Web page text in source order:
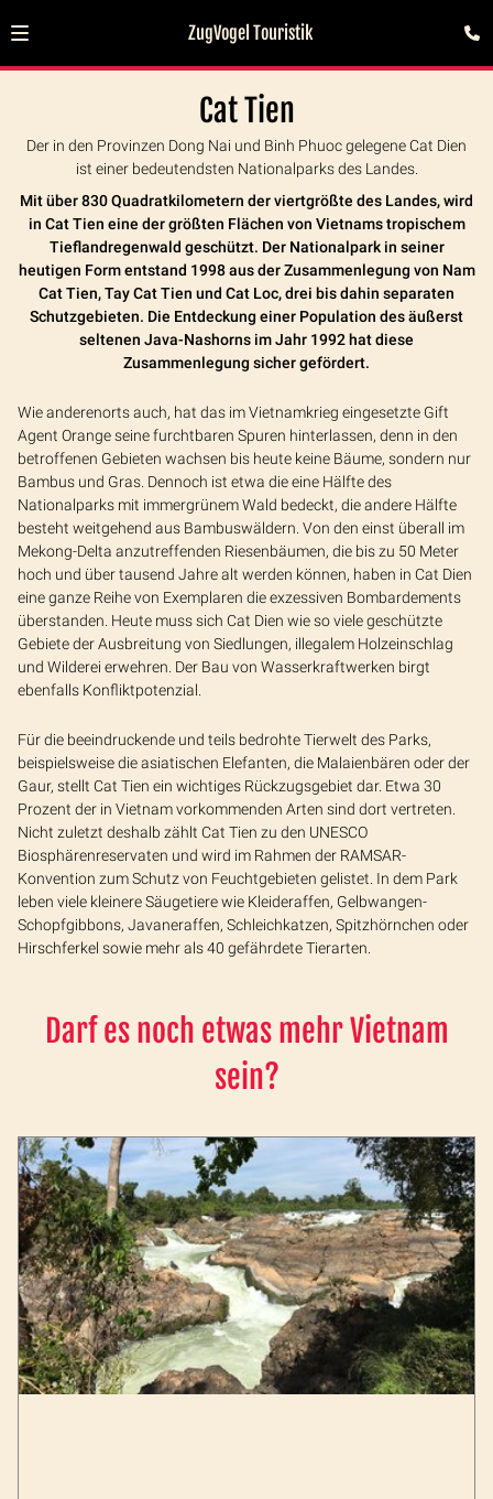
ZugVogel Touristik
Cat Tien
Der in den Provinzen Dong Nai und Binh Phuoc gelegene Cat Dien
ist einer bedeutendsten Nationalparks des Landes.
Mit über 830 Quadratkilometern der viertgrößte des Landes, wird
in Cat Tien eine der größten Flächen von Vietnams tropischem
Tieflandregenwald geschützt. Der Nationalpark in seiner
heutigen Form entstand 1998 aus der Zusammenlegung von Nam
Cat Tien, Tay Cat Tien und Cat Loc, drei bis dahin separaten
Schutzgebieten. Die Entdeckung einer Population des äußerst
seltenen Java-Nashorns im Jahr 1992 hat diese
Zusammenlegung sicher gefördert.
Wie anderenorts auch, hat das im Vietnamkrieg eingesetzte Gift
Agent Orange seine furchtbaren Spuren hinterlassen, denn in den
betroffenen Gebieten wachsen bis heute keine Bäume, sondern nur
Bambus und Gras. Dennoch ist etwa die eine Hälfte des
Nationalparks mit immergrünem Wald bedeckt, die andere Hälfte
besteht weitgehend aus Bambuswäldern. Von den einst überall im
Mekong-Delta anzutreffenden Riesenbäumen, die bis zu 50 Meter
hoch und über tausend Jahre alt werden können, haben in Cat Dien
eine ganze Reihe von Exemplaren die exzessiven Bombardements
überstanden. Heute muss sich Cat Dien wie so viele geschützte
Gebiete der Ausbreitung von Siedlungen, illegalem Holzeinschlag
und Wilderei erwehren. Der Bau von Wasserkraftwerken birgt
ebenfalls Konfliktpotenzial.
Für die beeindruckende und teils bedrohte Tierwelt des Parks,
beispielsweise die asiatischen Elefanten, die Malaienbären oder der
Gaur, stellt Cat Tien ein wichtiges Rückzugsgebiet dar. Etwa 30
Prozent der in Vietnam vorkommenden Arten sind dort vertreten.
Nicht zuletzt deshalb zählt Cat Tien zu den UNESCO
Biosphärenreservaten und wird im Rahmen der RAMSAR-
Konvention zum Schutz von Feuchtgebieten gelistet. In dem Park
leben viele kleinere Säugetiere wie Kleideraffen, Gelbwangen-
Schopfgibbons, Javaneraffen, Schleichkatzen, Spitzhörnchen oder
Hirschferkel sowie mehr als 40 gefährdete Tierarten.
Darf es noch etwas mehr Vietnam
sein?